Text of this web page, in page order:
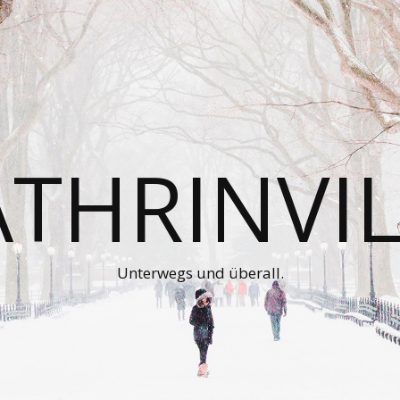
Unterwegs und überall.